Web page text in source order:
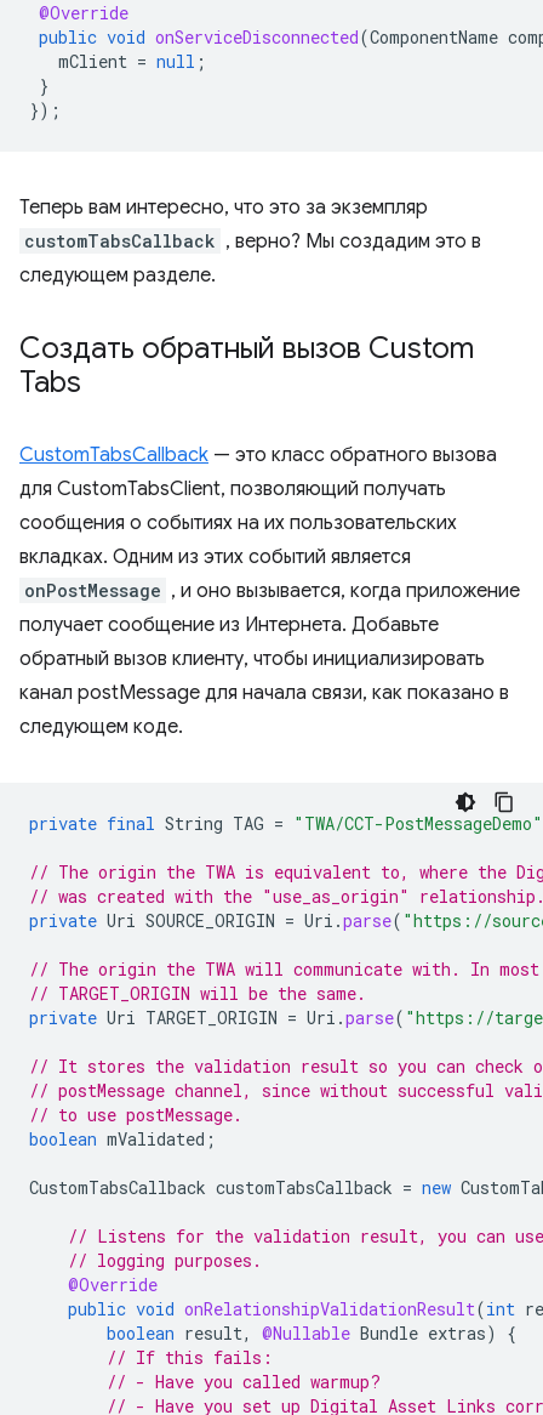
@Override
public void onServiceDisconnected(ComponentName
mClient = null ;
}
});
Теперь вам интересно, что это за экземпляр
customTabsCallback , верно? Мы создадим это в
следующем разделе.
Создать обратный вызов Custom
Tabs
CustomTabsCallback — это класс обратного вызова
для CustomTabsClient, позволяющий получать
сообщения о событиях на их пользовательских
вкладках. Одним из этих событий является
onPostMessage , и оно вызывается, когда приложение
получает сообщение из Интернета. Добавьте
обратный вызов клиенту, чтобы инициализировать
канал postMessage для начала связи, как показано в
следующем коде.
private final String TAG = "TWA/CCT-PostMessageDemo"
// The origin the TWA is equivalent to, where the
// was created with the "use_as_origin"
private Uri SOURCE_ORIGIN = Uri .parse( "https://
// The origin the TWA will communicate with. In most
// TARGET_ORIGIN will be the same.
private Uri TARGET_ORIGIN = Uri .parse( "https://
// It stores the validation result so you can check
// postMessage channel, since without successful
// to use postMessage.
boolean mValidated ;
CustomTabsCallback customTabsCallback = new
// Listens for the validation result, you can
// logging purposes.
@Override
public void onRelationshipValidationResult(int
boolean result, @Nullable Bundle extras)
{
// If this fails:
// - Have you called warmup?
// - Have you set up Digital Asset Links